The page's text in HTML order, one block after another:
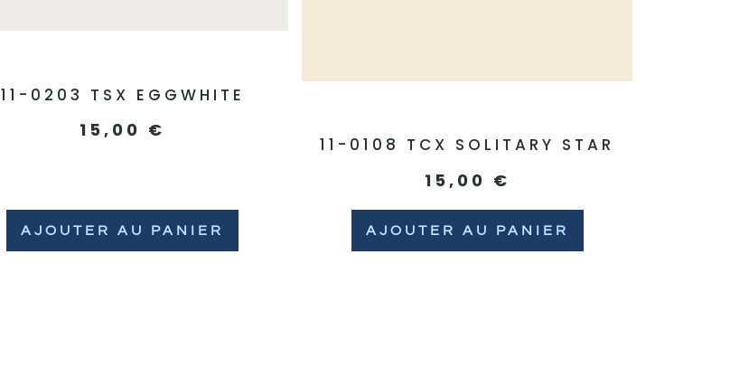
11-0203 TSX EGGWHITE
15,00 €
AJOUTER AU PANIER
11-0108 TCX SOLITARY STAR
15,00 €
AJOUTER AU PANIER